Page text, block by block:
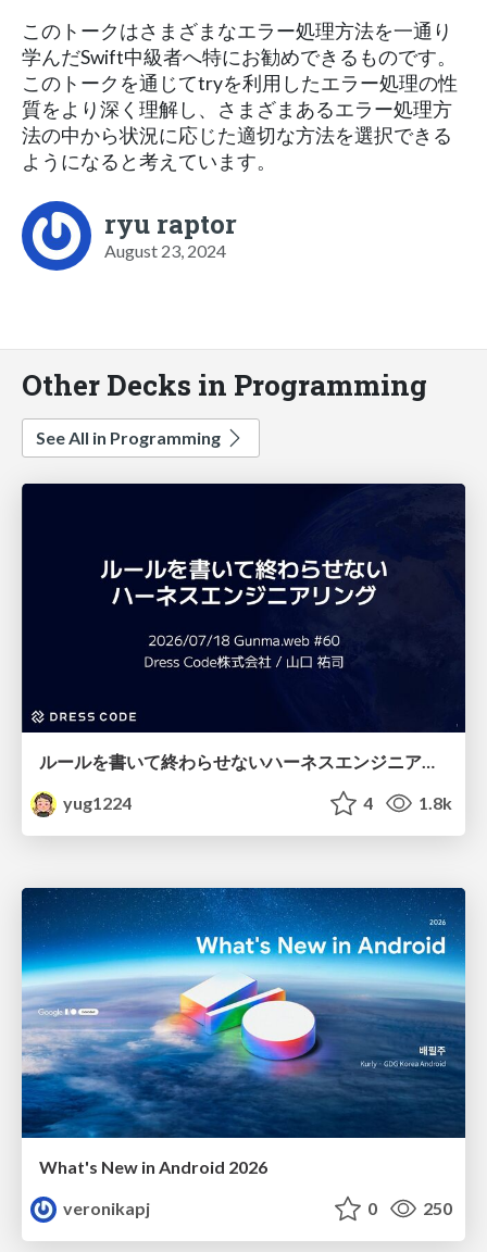
このトークはさまざまなエラー処理方法を一通り
学んだSwift中級者へ特にお勧めできるものです。
このトークを通じてtryを利用したエラー処理の性
質をより深く理解し、さまざまあるエラー処理方
法の中から状況に応じた適切な方法を選択できる
ようになると考えています。
ryu raptor
August 23, 2024
Other Decks in Programming
See All in Programming
ルールを書いて終わらせないハーネスエンジニアリング
yug1224
4 1.8k
What's New in Android 2026
veronikapj
0 250